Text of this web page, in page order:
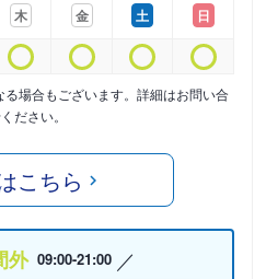
木
金
土
日
場合もございます。詳細はお問い合
ださい。
こちら
外 09:00-21:00